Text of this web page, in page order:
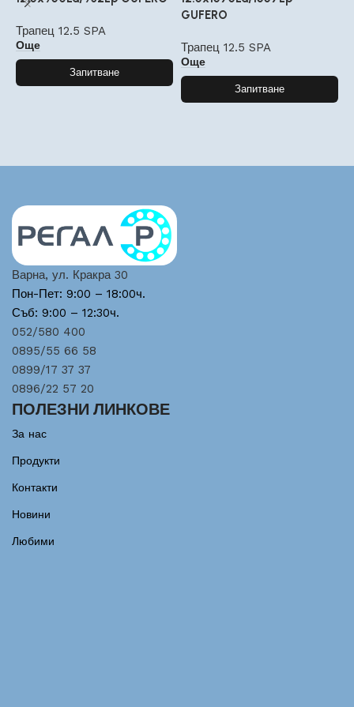
Трапец 12.5 SPA
Още
Запитване
GUFERO
Трапец 12.5 SPA
Още
Запитване
Варна, ул. Кракра 30
Пон-Пет: 9:00 – 18:00ч.
Съб: 9:00 – 12:30ч.
052/580 400
0895/55 66 58
0899/17 37 37
0896/22 57 20
ПОЛЕЗНИ ЛИНКОВЕ
За нас
Продукти
Контакти
Новини
Любими